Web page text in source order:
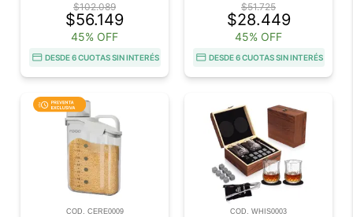
$102.089
$56.149
45% OFF
DESDE 6 CUOTAS SIN INTERÉS
$51.725
$28.449
45% OFF
DESDE 6 CUOTAS SIN INTERÉS
COD. CERE0009 COD. WHIS0003